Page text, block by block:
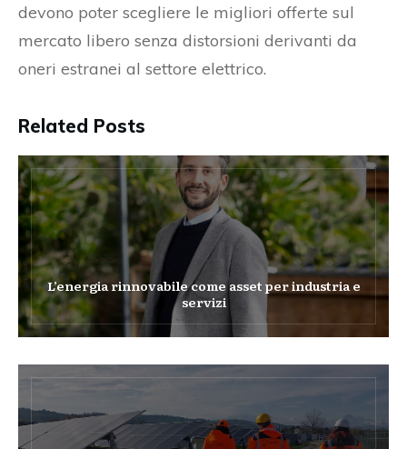
devono poter scegliere le migliori offerte sul
mercato libero senza distorsioni derivanti da
oneri estranei al settore elettrico.
Related Posts
L’energia rinnovabile come asset per industria e
servizi